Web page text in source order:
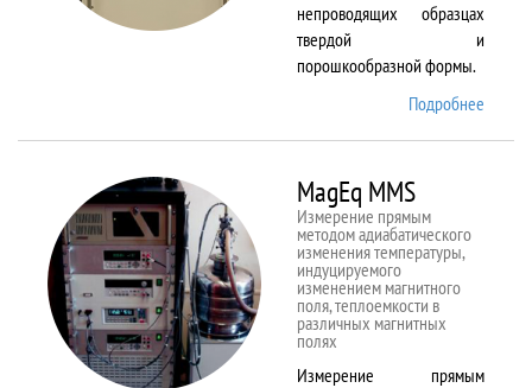
непроводящих образцах
твердой и
порошкообразной формы.
Подробнее
MagEq MMS
Измерение прямым
методом адиабатического
изменения температуры,
индуцируемого
изменением магнитного
поля, теплоемкости в
различных магнитных
полях
Измерение прямым